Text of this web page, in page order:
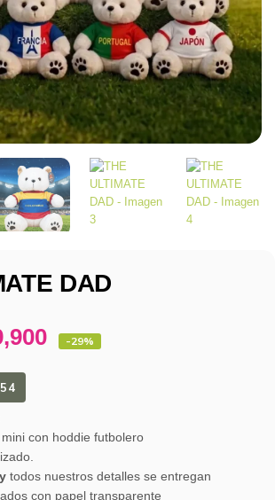
DAD
-29%
con hoddie futbolero
todos nuestros detalles se entregan
con papel transparente